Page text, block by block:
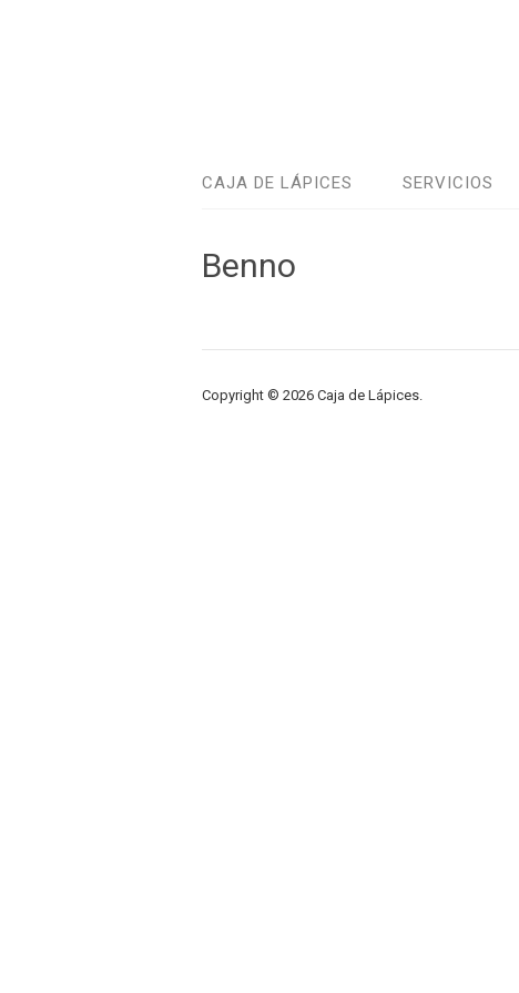
CAJA DE LÁPICES SERVICIOS
Benno
Copyright © 2026 Caja de Lápices.